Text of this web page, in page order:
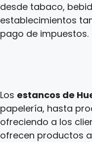
desde tabaco,
establecimientos
pago de impuestos.
Los estancos de
papelería, hasta
ofreciendo a los
ofrecen productos